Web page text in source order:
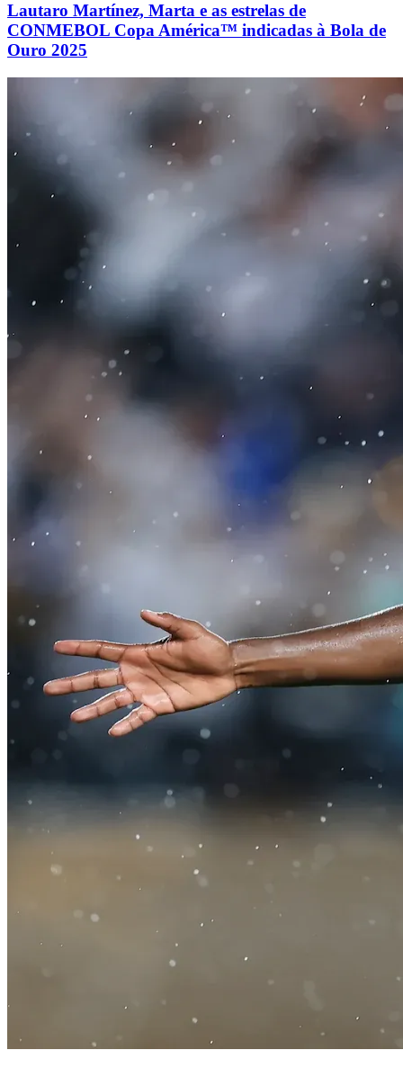
Lautaro Martínez, Marta e as estrelas de
CONMEBOL Copa América™ indicadas à Bola de
Ouro 2025